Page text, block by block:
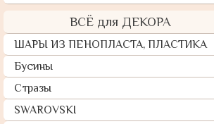
ВСЁ для ДЕКОРА
ШАРЫ ИЗ ПЕНОПЛАСТА, ПЛАСТИКА
Бусины
Стразы
SWAROVSKI